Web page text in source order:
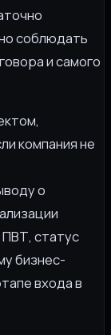
соблюдать
и самого
компания не
о
статус
бизнес-
входа в